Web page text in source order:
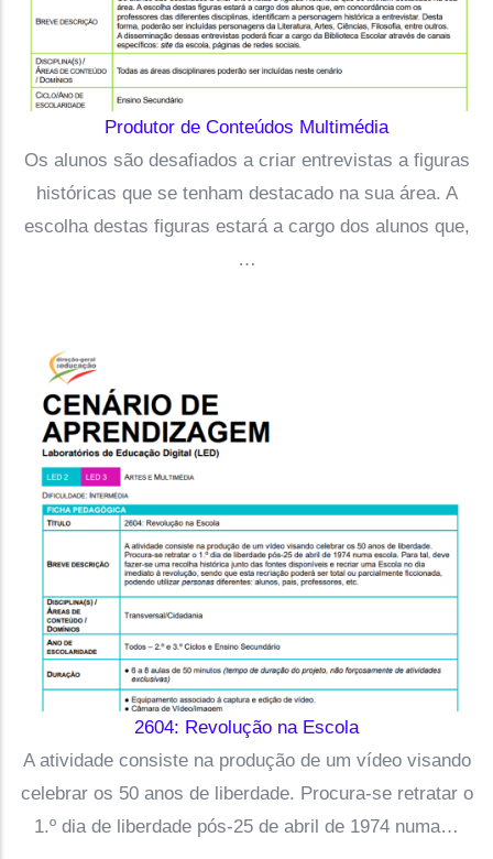
Produtor de Conteúdos Multimédia
Os alunos são desafiados a criar entrevistas a figuras
históricas que se tenham destacado na sua área. A
escolha destas figuras estará a cargo dos alunos que,
…
2604: Revolução na Escola
A atividade consiste na produção de um vídeo visando
celebrar os 50 anos de liberdade. Procura-se retratar o
1.º dia de liberdade pós-25 de abril de 1974 numa…